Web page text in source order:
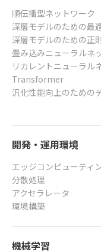
順伝播型ネットワーク
深層モデルのための最
深層モデルのための正
畳み込みニューラルネ
リカレントニューラル
Transformer
汎化性能向上のための
開発・運用環境
エッジコンピューティ
分散処理
アクセラレータ
環境構築
機械学習